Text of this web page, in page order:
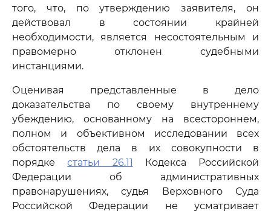
того, что, по утверждению заявителя, он
действовал в состоянии крайней
необходимости, является несостоятельным и
правомерно отклонен судебными
инстанциями.
Оценивая представленные в дело
доказательства по своему внутреннему
убеждению, основанному на всестороннем,
полном и объективном исследовании всех
обстоятельств дела в их совокупности в
порядкестатьи 26.11 Кодекса Российской
Федерации об административных
правонарушениях, судья Верховного Суда
Российской Федерации не усматривает